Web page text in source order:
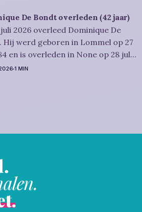
U wordt vriendelijk
om samen met
De Bondt overleden (42 jaar)
2026 overleed Dominique De
Hij werd geboren in Lommel op 27
en is overleden in None op 28 juli
was woonachtig in Lommel en
1 MIN